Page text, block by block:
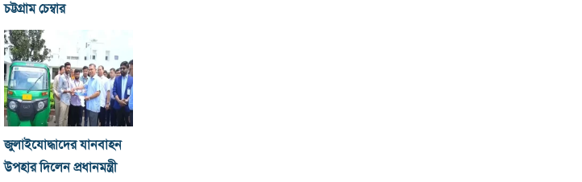
চট্টগ্রাম চেম্বার
জুলাইযোদ্ধাদের যানবাহন
উপহার দিলেন প্রধানমন্ত্রী